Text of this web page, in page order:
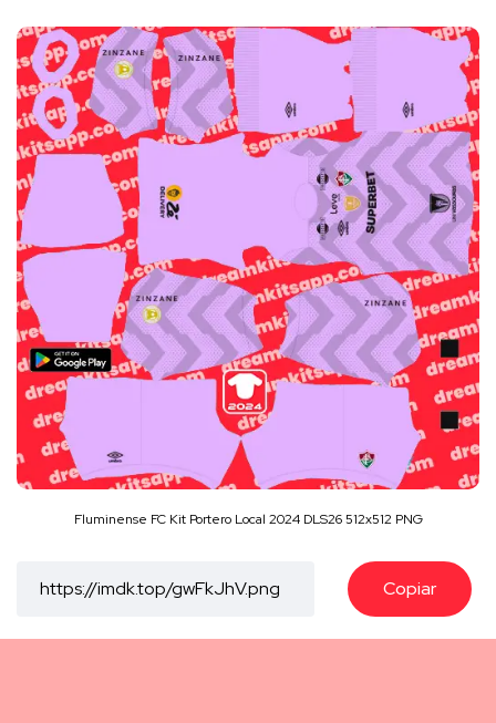
Fluminense FC Kit Portero Local 2024 DLS26 512x512 PNG
Copiar